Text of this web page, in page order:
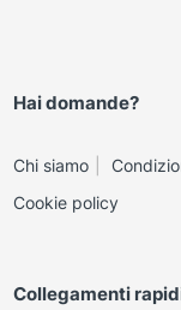
Hai domande?
Chi siamo
Cookie policy
Collegamenti